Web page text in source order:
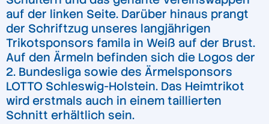
auf der linken Seite. Darüber hinaus prangt
der Schriftzug unseres langjährigen
Trikotsponsors famila in Weiß auf der Brust.
Auf den Ärmeln befinden sich die Logos der
2. Bundesliga sowie des Ärmelsponsors
LOTTO Schleswig-Holstein. Das Heimtrikot
wird erstmals auch in einem taillierten
Schnitt erhältlich sein.